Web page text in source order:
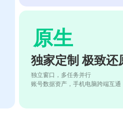
原生
独家定制 极致还
独立窗口，多任务并行
账号数据资产，手机电脑跨端互通